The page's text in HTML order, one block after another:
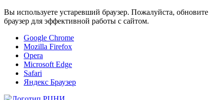
Вы используете устаревший браузер. Пожалуйста, обновите
браузер для эффективной работы с сайтом.
Google Chrome
Mozilla Firefox
Opera
Microsoft Edge
Safari
Яндекс Браузер